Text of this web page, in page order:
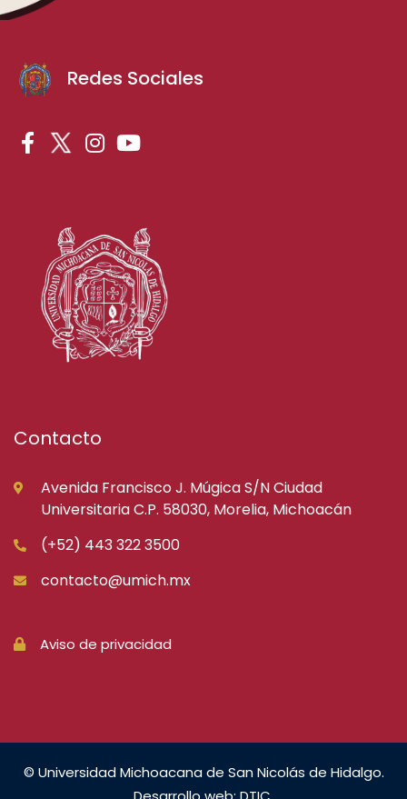
Redes Sociales
Contacto
Avenida Francisco J. Múgica S/N Ciudad
Universitaria C.P. 58030, Morelia, Michoacán
(+52) 443 322 3500
contacto@umich.mx
Aviso de privacidad
© Universidad Michoacana de San Nicolás de Hidalgo.